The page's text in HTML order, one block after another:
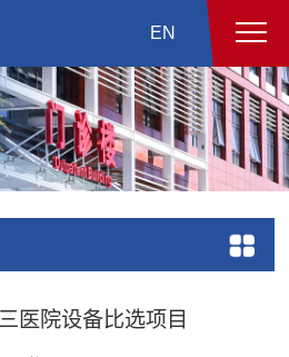
EN
医院设备比选项目